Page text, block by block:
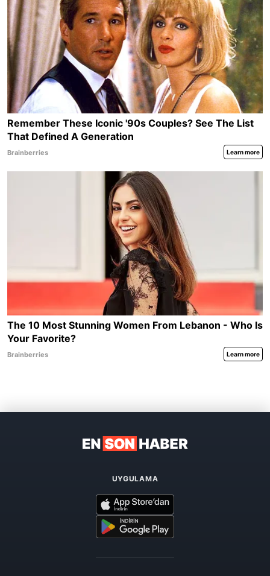
UYGULAMA